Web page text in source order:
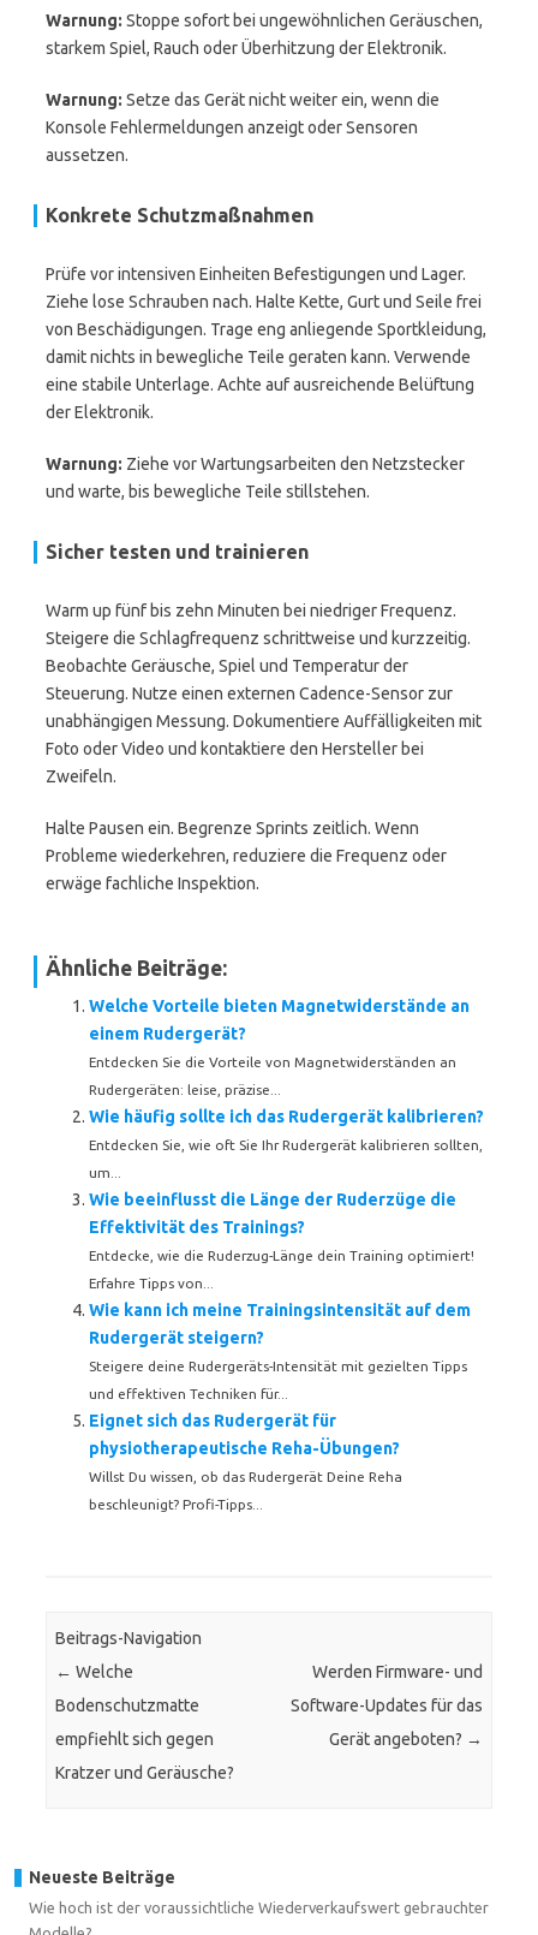
Warnung: Stoppe sofort bei ungewöhnlichen Geräuschen,
starkem Spiel, Rauch oder Überhitzung der Elektronik.
Warnung: Setze das Gerät nicht weiter ein, wenn die
Konsole Fehlermeldungen anzeigt oder Sensoren
aussetzen.
Konkrete Schutzmaßnahmen
Prüfe vor intensiven Einheiten Befestigungen und Lager.
Ziehe lose Schrauben nach. Halte Kette, Gurt und Seile frei
von Beschädigungen. Trage eng anliegende Sportkleidung,
damit nichts in bewegliche Teile geraten kann. Verwende
eine stabile Unterlage. Achte auf ausreichende Belüftung
der Elektronik.
Warnung: Ziehe vor Wartungsarbeiten den Netzstecker
und warte, bis bewegliche Teile stillstehen.
Sicher testen und trainieren
Warm up fünf bis zehn Minuten bei niedriger Frequenz.
Steigere die Schlagfrequenz schrittweise und kurzzeitig.
Beobachte Geräusche, Spiel und Temperatur der
Steuerung. Nutze einen externen Cadence-Sensor zur
unabhängigen Messung. Dokumentiere Auffälligkeiten mit
Foto oder Video und kontaktiere den Hersteller bei
Zweifeln.
Halte Pausen ein. Begrenze Sprints zeitlich. Wenn
Probleme wiederkehren, reduziere die Frequenz oder
erwäge fachliche Inspektion.
Ähnliche Beiträge:
Welche Vorteile bieten Magnetwiderstände an
einem Rudergerät?
Entdecken Sie die Vorteile von Magnetwiderständen an
Rudergeräten: leise, präzise...
Wie häufig sollte ich das Rudergerät kalibrieren?
Entdecken Sie, wie oft Sie Ihr Rudergerät kalibrieren sollten,
um...
Wie beeinflusst die Länge der Ruderzüge die
Effektivität des Trainings?
Entdecke, wie die Ruderzug-Länge dein Training optimiert!
Erfahre Tipps von...
Wie kann ich meine Trainingsintensität auf dem
Rudergerät steigern?
Steigere deine Rudergeräts-Intensität mit gezielten Tipps
und effektiven Techniken für...
Eignet sich das Rudergerät für
physiotherapeutische Reha-Übungen?
Willst Du wissen, ob das Rudergerät Deine Reha
beschleunigt? Profi-Tipps...
Beitrags-Navigation
← Welche
Bodenschutzmatte
empfiehlt sich gegen
Kratzer und Geräusche?
Werden Firmware- und
Software-Updates für das
Gerät angeboten? →
Neueste Beiträge
Wie hoch ist der voraussichtliche Wiederverkaufswert gebrauchter